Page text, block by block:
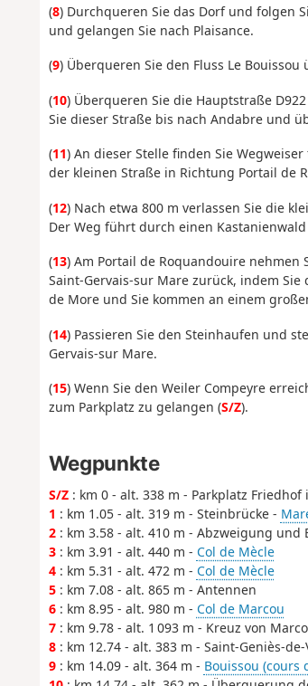
(8) Durchqueren Sie das Dorf und folgen
und gelangen Sie nach Plaisance.
(9) Überqueren Sie den Fluss Le
(10) Überqueren Sie die Hauptstraße D922
Sie dieser Straße bis nach Andabre und
(11) An dieser Stelle finden Sie
der kleinen Straße in Richtung Portail de
(12) Nach etwa 800 m verlassen Sie die
Der Weg führt durch einen
(13) Am Portail de Roquandouire nehmen
Saint-Gervais-sur Mare zurück, indem
de More und Sie kommen an einem
(14) Passieren Sie den Steinhaufen und
Gervais-sur Mare.
(15) Wenn Sie den Weiler Compeyre
zum Parkplatz zu gelangen (S/Z).
Wegpunkte
S/Z: km 0 - alt. 338 m - Parkplatz Friedhof
1 : km 1.05 - alt. 319 m - Steinbrücke -
2: km 3.58 - alt. 410 m - Abzweigung und
3: km 3.91 - alt. 440 m - Col de Mècle
4: km 5.31 - alt. 472 m - Col de Mècle
5: km 7.08 - alt. 865 m - Antennen
6: km 8.95 - alt. 980 m - Col de Marcou
7: km 9.78 - alt. 1 093 m - Kreuz von
8: km 12.74 - alt. 383 m - Saint-Geniès-de-
9: km 14.09 - alt. 364 m - Bouissou (cours